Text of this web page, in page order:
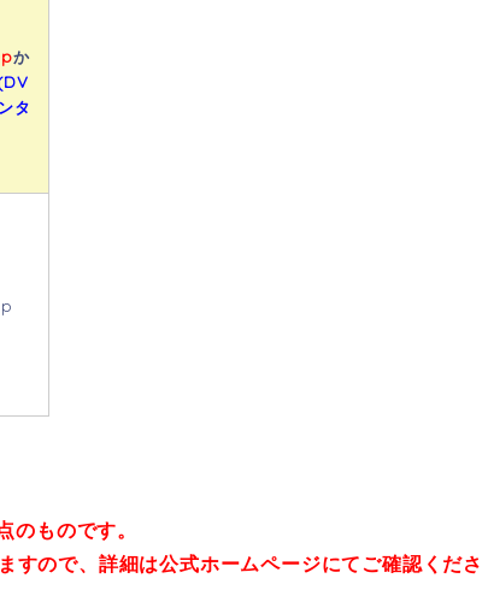
か
タ
のものです。
すので、詳細は公式ホームページにてご確認くださ